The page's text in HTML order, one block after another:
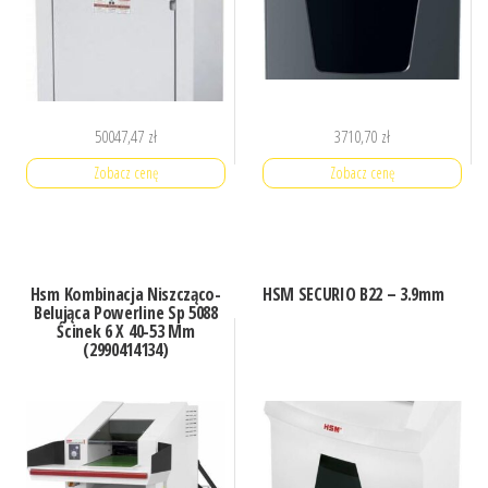
50047,47 zł
Zobacz cenę
3710,70 zł
Zobacz cenę
Hsm Kombinacja Niszcząco-
Belująca Powerline Sp 5088
Ścinek 6 X 40-53 Mm
(2990414134)
HSM SECURIO B22 – 3.9mm